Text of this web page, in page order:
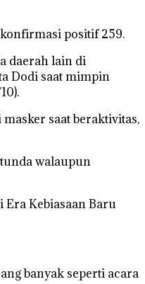
positif 259.
daerah lain di
Dodi saat mimpin
saat beraktivitas,
walaupun
Kebiasaan Baru
banyak seperti acara